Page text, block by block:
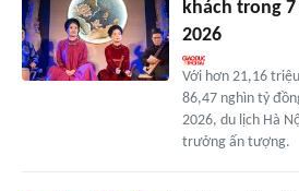
khách trong
2026
Với hơn 21,16
86,47 nghìn tỷ
2026, du lịch Hà
trưởng ấn tượng.